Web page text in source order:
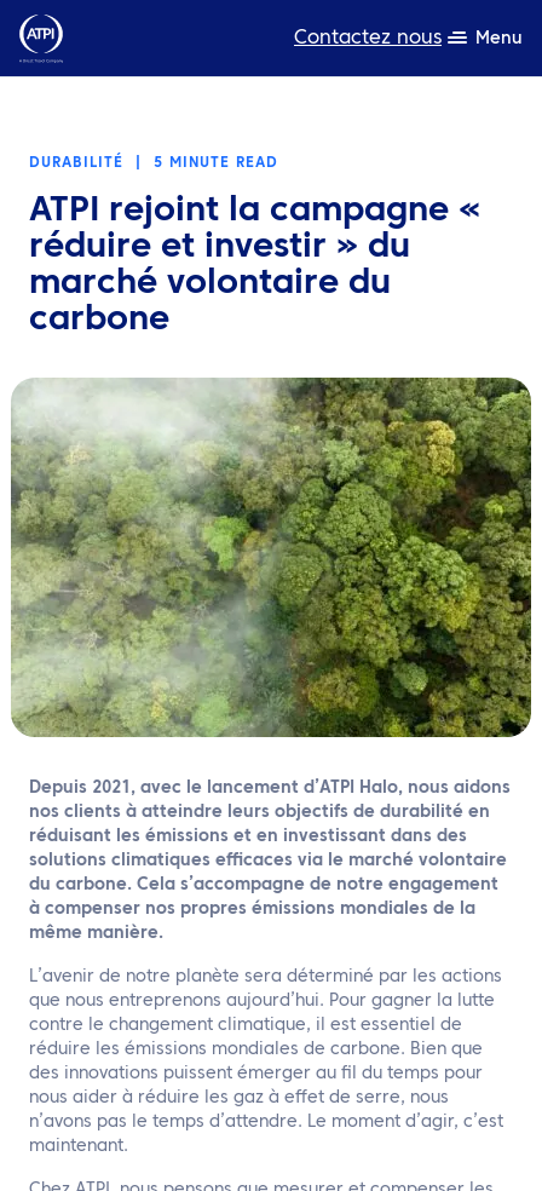
Contactez nous Menu
A propos de nous
Produits
Rechercher
Contactez nous
FR
DURABILITÉ 5 MINUTE READ
ATPI rejoint la campagne «
réduire et investir » du
marché volontaire du
carbone
Depuis 2021, avec le lancement d’ATPI Halo, nous aidons
nos clients à atteindre leurs objectifs de durabilité en
réduisant les émissions et en investissant dans des
solutions climatiques efficaces via le marché volontaire
du carbone. Cela s’accompagne de notre engagement
à compenser nos propres émissions mondiales de la
même manière.
L’avenir de notre planète sera déterminé par les actions
que nous entreprenons aujourd’hui. Pour gagner la lutte
contre le changement climatique, il est essentiel de
réduire les émissions mondiales de carbone. Bien que
des innovations puissent émerger au fil du temps pour
nous aider à réduire les gaz à effet de serre, nous
n’avons pas le temps d’attendre. Le moment d’agir, c’est
maintenant.